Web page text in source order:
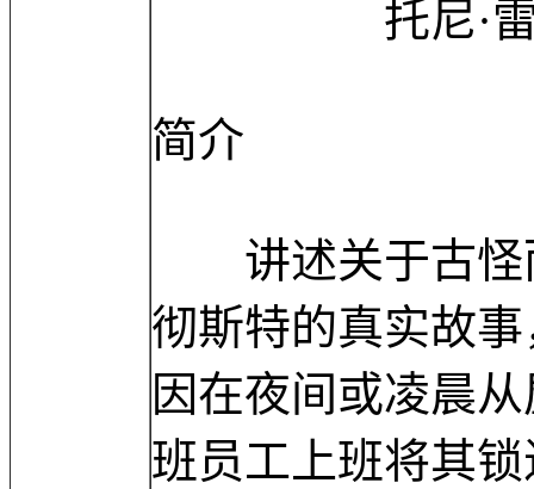
托尼·雷沃罗
简介
讲述关于古怪
彻斯特的真实故
因在夜间或凌晨
班员工上班将其